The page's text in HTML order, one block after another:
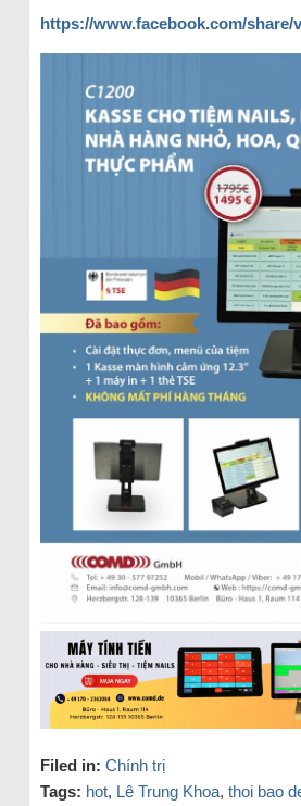
https://www.facebook.com/share/
Filed in: Chính trị
Tags: hot, Lê Trung Khoa, thoi bao